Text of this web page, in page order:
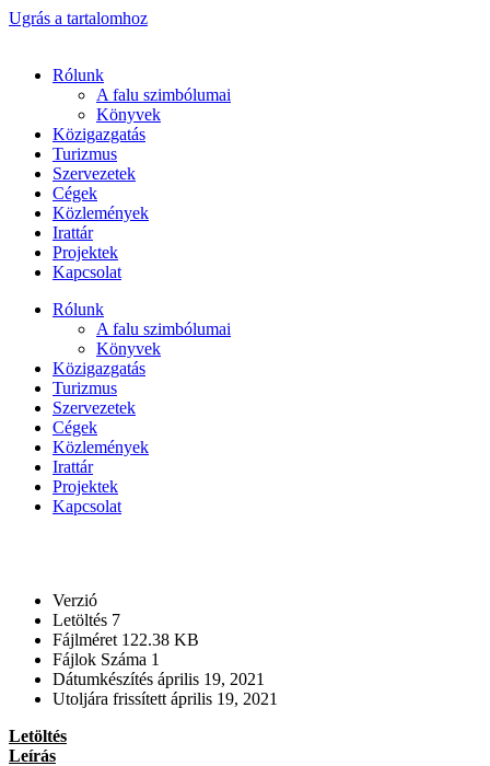
Ugrás a tartalomhoz
Rólunk
A falu szimbólumai
Könyvek
Közigazgatás
Turizmus
Szervezetek
Cégek
Közlemények
Irattár
Projektek
Kapcsolat
Rólunk
A falu szimbólumai
Könyvek
Közigazgatás
Turizmus
Szervezetek
Cégek
Közlemények
Irattár
Projektek
Kapcsolat
Verzió
Letöltés 7
Fájlméret 122.38 KB
Fájlok Száma 1
Dátumkészítés április 19, 2021
Utoljára frissített április 19, 2021
Letöltés
Leírás